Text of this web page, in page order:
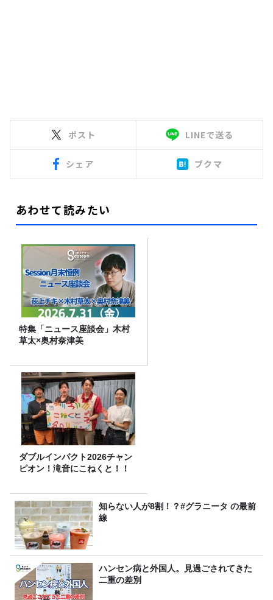
ポスト LINEで送る
シェア ブクマ
あわせて読みたい
特集「ニュース座談会」木村
草太×奥村奈津美
ダブルインパクト2026チャン
ピオン！滝音にこねくと！！
知らない人が8割！？#グラニータ の最前
線
ハンセン病と外国人。見過ごされてきた
二重の差別